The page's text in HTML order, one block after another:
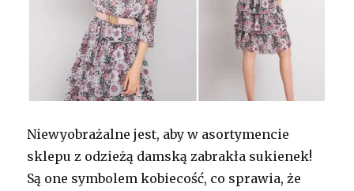
Niewyobrażalne jest, aby w asortymencie
sklepu z odzieżą damską zabrakła sukienek!
Są one symbolem kobiecość, co sprawia, że